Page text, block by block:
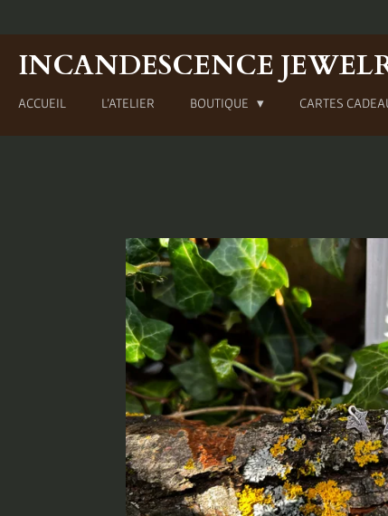
contenu
principal
INCANDESCENCE
ACCUEIL L'ATELIER BOUTIQUE CARTES